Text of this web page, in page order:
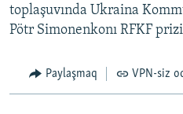
toplaşuvında Ukraina
Pötr Simonenkonı RFKF
Paylaşmaq VPN-siz